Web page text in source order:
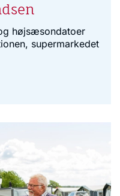
højsæsondatoer
supermarkedet